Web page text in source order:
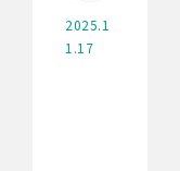
2025.1
1.17